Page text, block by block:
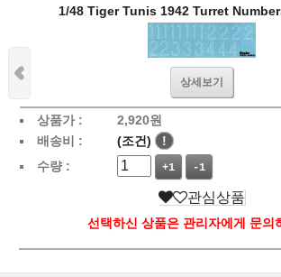
1/48 Tiger Tunis 1942 Turret
상세보기
상품가 : 2,920원
배송비 :
(조건)
!
수량 :
+1 -1
관심상품
선택하신 상품은 관리자에게 문의